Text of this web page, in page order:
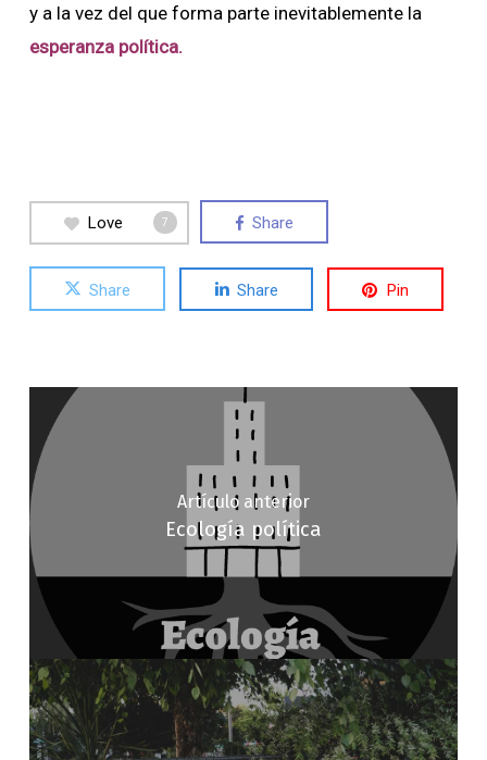
y a la vez del que forma parte inevitablemente la
esperanza política.
Love 7 Share
Share Share Pin
Artículo anterior
Ecología política